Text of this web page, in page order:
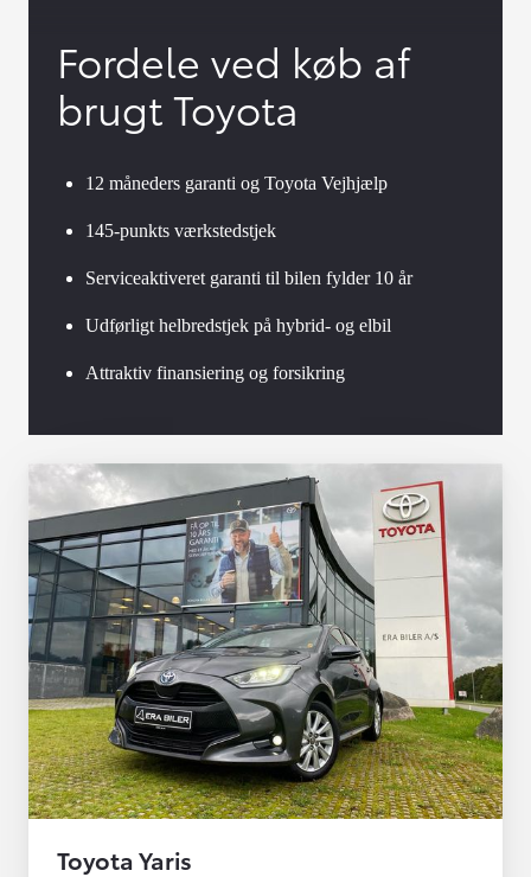
Fordele ved køb af
brugt Toyota
12 måneders garanti og Toyota Vejhjælp
145-punkts værkstedstjek
Serviceaktiveret garanti til bilen fylder 10 år
Udførligt helbredstjek på hybrid- og elbil
Attraktiv finansiering og forsikring
Toyota Yaris